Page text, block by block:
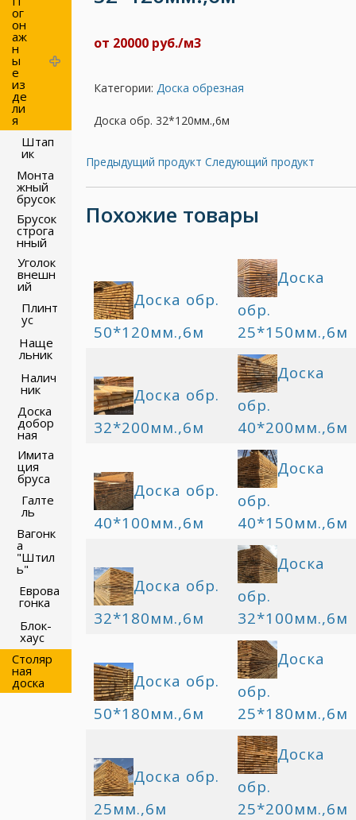
ог
он
аж
н
ы
е
из
де
ли
я
Штап
ик
Монта
жный
брусок
Брусок
строга
нный
Уголок
внешн
ий
Плинт
ус
Наще
льник
Налич
ник
Доска
добор
ная
Имита
ция
бруса
Галте
ль
Вагонк
а
"Штил
ь"
Еврова
гонка
Блок-
хаус
Столяр
ная
доска
от 20000 руб./м3
Категории: Доска обрезная
Доска обр. 32*120мм.,6м
Предыдущий продукт Следующий продукт
Похожие товары
Доска обр.
50*120мм.,6м
Доска
обр.
25*150мм.,6м
Доска обр.
32*200мм.,6м
Доска
обр.
40*200мм.,6м
Доска обр.
40*100мм.,6м
Доска
обр.
40*150мм.,6м
Доска обр.
32*180мм.,6м
Доска
обр.
32*100мм.,6м
Доска обр.
50*180мм.,6м
Доска
обр.
25*180мм.,6м
Доска обр.
25мм.,6м
Доска
обр.
25*200мм.,6м